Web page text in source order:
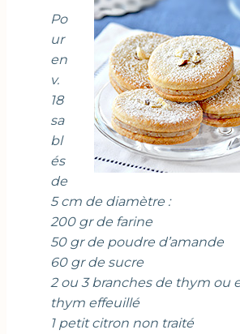
Po
ur
en
v.
18
sa
bl
és
de
5 cm de diamètre :
200 gr de farine
50 gr de poudre d’amande
60 gr de sucre
2 ou 3 branches de thym ou
thym effeuillé
1 petit citron non traité